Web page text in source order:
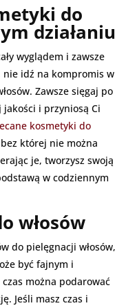
do
działaniu
wyglądem i zawsze
nie idź na kompromis w
Zawsze sięgaj po
jakości i przyniosą Ci
kosmetyki do
której nie można
je, tworzysz swoją
w codziennym
włosów
do pielęgnacji włosów,
być fajnym i
można podarować
Jeśli masz czas i